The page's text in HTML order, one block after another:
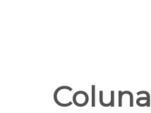
Coluna